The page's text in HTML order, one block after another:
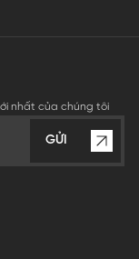
nhất của chúng tôi
GỬI